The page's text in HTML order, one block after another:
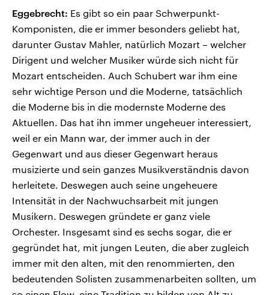
Eggebrecht: Es gibt so ein paar Schwerpunkt-
Komponisten, die er immer besonders geliebt hat,
darunter Gustav Mahler, natürlich Mozart – welcher
Dirigent und welcher Musiker würde sich nicht für
Mozart entscheiden. Auch Schubert war ihm eine
sehr wichtige Person und die Moderne, tatsächlich
die Moderne bis in die modernste Moderne des
Aktuellen. Das hat ihn immer ungeheuer interessiert,
weil er ein Mann war, der immer auch in der
Gegenwart und aus dieser Gegenwart heraus
musizierte und sein ganzes Musikverständnis davon
herleitete. Deswegen auch seine ungeheuere
Intensität in der Nachwuchsarbeit mit jungen
Musikern. Deswegen gründete er ganz viele
Orchester. Insgesamt sind es sechs sogar, die er
gegründet hat, mit jungen Leuten, die aber zugleich
immer mit den alten, mit den renommierten, den
bedeutenden Solisten zusammenarbeiten sollten, um